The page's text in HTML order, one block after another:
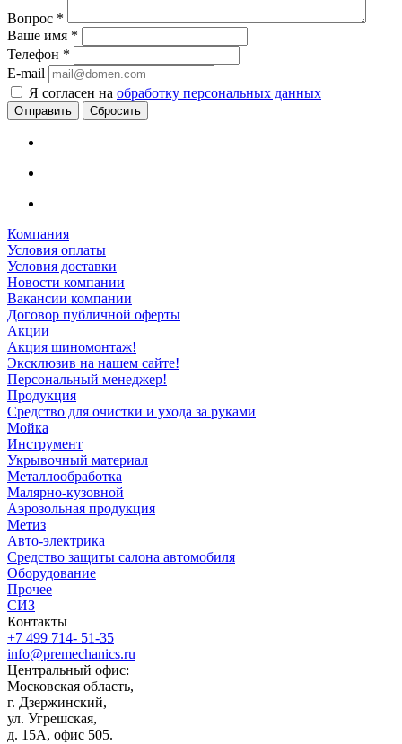
Вопрос *
Ваше имя *
Телефон *
E-mail
Я согласен на обработку персональных данных
Сбросить
Компания
Условия оплаты
Условия доставки
Новости компании
Вакансии компании
Договор публичной оферты
Акции
Акция шиномонтаж!
Эксклюзив на нашем сайте!
Персональный менеджер!
Продукция
Средство для очистки и ухода за руками
Мойка
Инструмент
Укрывочный материал
Металлообработка
Малярно-кузовной
Аэрозольная продукция
Метиз
Авто-электрика
Средство защиты салона автомобиля
Оборудование
Прочее
СИЗ
Контакты
+7 499 714- 51-35
info@premechanics.ru
Центральный офис:
Московская область,
г. Дзержинский,
ул. Угрешская,
д. 15А, офис 505.